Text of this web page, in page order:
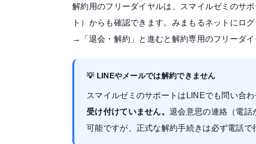
解約用のフリーダイヤルは、 スマイルゼミのサ
ト）からも確認できます。みまもるネットにロ
→「退会・解約」と進むと解約専用のフリーダイ
💡 LINEやメールでは解約できません
スマイルゼミのサポートはLINEでも問い合わ
受け付けていません。退会意思の連絡（電話
可能ですが、正式な解約手続きは必ず電話で